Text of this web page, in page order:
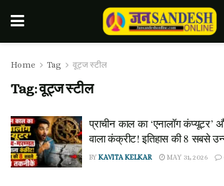
Home Tag वूट्ज स्टील
Tag:वूट्ज स्टील
प्राचीन काल का ‘एनालॉग कंप्यूटर’
वाला कंक्रीट! इतिहास की 8 सबसे
BYKAVITA KELKAR MAY 31, 2026